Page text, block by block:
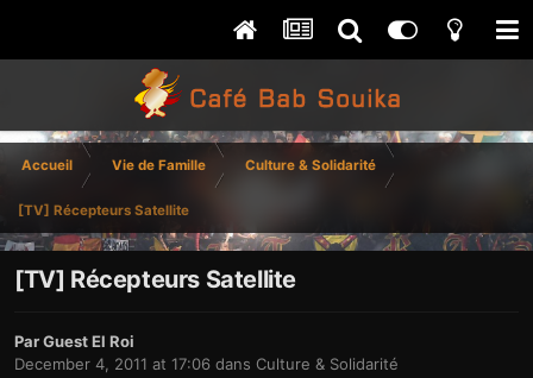
Accueil Vie de Famille Culture & Solidarité
[TV] Récepteurs Satellite
[TV] Récepteurs Satellite
Par Guest El Roi
December 4, 2011 at 17:06 dans Culture & Solidarité